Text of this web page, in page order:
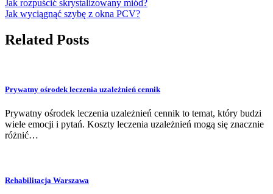
Jak rozpuścić skrystalizowany miód?
Jak wyciągnąć szybę z okna PCV?
Related Posts
Prywatny ośrodek leczenia uzależnień cennik
Prywatny ośrodek leczenia uzależnień cennik to temat, który budzi
wiele emocji i pytań. Koszty leczenia uzależnień mogą się znacznie
różnić…
Rehabilitacja Warszawa